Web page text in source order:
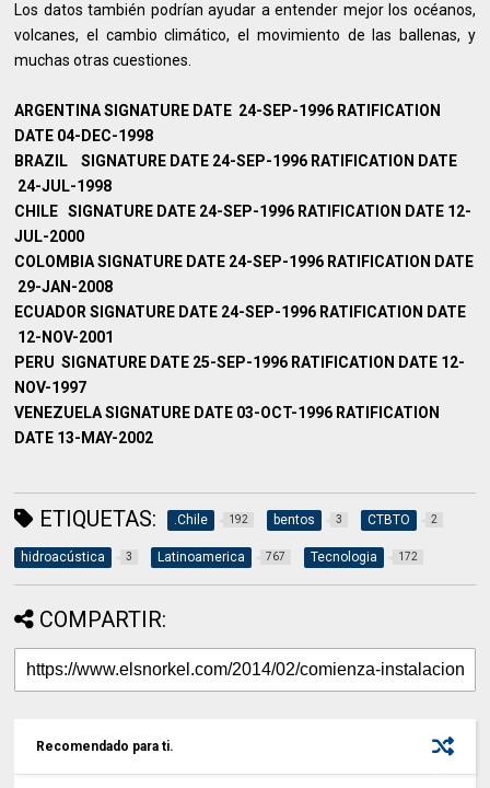
Los datos también podrían ayudar a entender mejor los océanos,
volcanes, el cambio climático, el movimiento de las ballenas, y
muchas otras cuestiones.
ARGENTINASIGNATURE DATE 24-SEP-1996 RATIFICATION
DATE 04-DEC-1998
BRAZIL
SIGNATURE DATE 24-SEP-1996 RATIFICATION DATE
24-JUL-1998
CHILE SIGNATURE DATE 24-SEP-1996 RATIFICATION DATE 12-
JUL-2000
COLOMBIASIGNATURE DATE 24-SEP-1996 RATIFICATION DATE
29-JAN-2008
ECUADOR SIGNATURE DATE 24-SEP-1996 RATIFICATION DATE
12-NOV-2001
PERU SIGNATURE DATE 25-SEP-1996 RATIFICATION DATE 12-
NOV-1997
VENEZUELASIGNATURE DATE 03-OCT-1996 RATIFICATION
DATE 13-MAY-2002
ETIQUETAS: .Chile 192 bentos 3 CTBTO 2
hidroacústica 3 Latinoamerica 767 Tecnologia 172
COMPARTIR:
Recomendado para ti.